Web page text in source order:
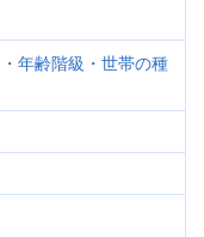
年齢階級・世帯の種